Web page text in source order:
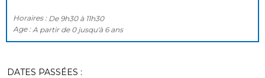
Horaires : De 9h30 à 11h30
Age : A partir de 0 jusqu'à 6 ans
DATES PASSÉES :